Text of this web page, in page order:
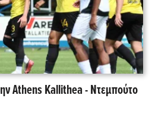
Athens Kallithea - Ντεμπούτο